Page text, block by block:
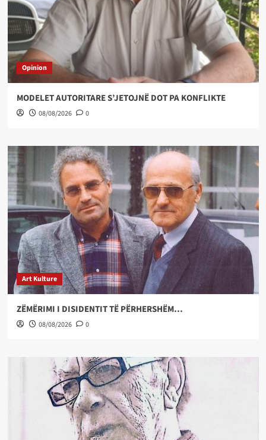
Opinion
MODELET AUTORITARE S’JETOJNË DOT PA KONFLIKTE
08/08/2026 0
Art Kulture
ZËMËRIMI I DISIDENTIT TË PËRHERSHËM…
08/08/2026 0